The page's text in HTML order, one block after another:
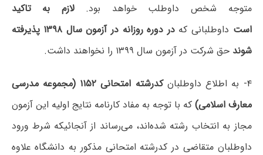
متوجه شخص داوطلب خواهد بود.
لازم به تاکید
است داوطلبانی که
در دوره روزانه در آزمون سال ۱۳۹۸ پذیرفته
شوند حق شرکت در آزمون سال ۱۳۹۹ را نخواهند داشت.
۴- به اطلاع داوطلبان
کدرشته امتحانی ۱۱۵۲ (مجموعه مدرسی
معارف اسلامی)که با توجه به مفاد کارنامه نتایج اولیه این آزمون
مجاز به انتخاب رشته شده‌اند، می‌رساند از آنجائیکه شرط ورود
داوطلبان متقاضی در کدرشته امتحانی مذکور به دانشگاه علاوه